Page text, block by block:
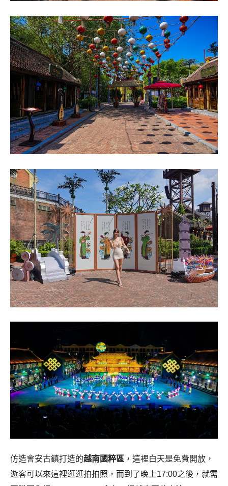
仿造會安古鎮打造的越南國粹區 ，這裡白天是免費開放，
遊客可以來這裡逛逛拍拍照，而到了晚上17:00之後，就需